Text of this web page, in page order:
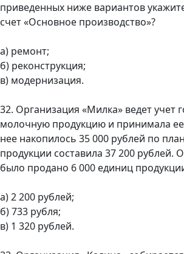
приведенных ниже вариантов
счет «Основное производство»?
а) ремонт;
б) реконструкция;
в) модернизация.
32. Организация «Милка» ведет учет
молочную продукцию и принимала ее
нее накопилось 35 000 рублей по
продукции составила 37 200 рублей.
было продано 6 000 единиц
а) 2 200 рублей;
б) 733 рубля;
в) 1 320 рублей.